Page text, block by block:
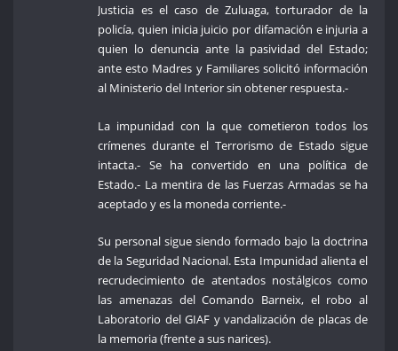
Justicia es el caso de Zuluaga, torturador de la
policía, quien inicia juicio por difamación e injuria a
quien lo denuncia ante la pasividad del Estado;
ante esto Madres y Familiares solicitó información
al Ministerio del Interior sin obtener respuesta.-
La impunidad con la que cometieron todos los
crímenes durante el Terrorismo de Estado sigue
intacta.- Se ha convertido en una política de
Estado.- La mentira de las Fuerzas Armadas se ha
aceptado y es la moneda corriente.-
Su personal sigue siendo formado bajo la doctrina
de la Seguridad Nacional. Esta Impunidad alienta el
recrudecimiento de atentados nostálgicos como
las amenazas del Comando Barneix, el robo al
Laboratorio del GIAF y vandalización de placas de
la memoria (frente a sus narices).